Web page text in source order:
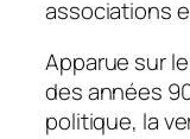
associations
Apparue sur
des années
politique, la